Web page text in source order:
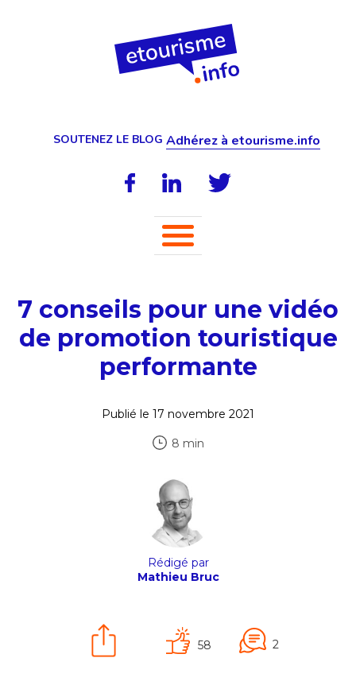
SOUTENEZ LE BLOG Adhérez à etourisme.info
7 conseils pour une vidéo
de promotion touristique
performante
Publié le 17 novembre 2021
8 min
Rédigé par
Mathieu Bruc
58 2